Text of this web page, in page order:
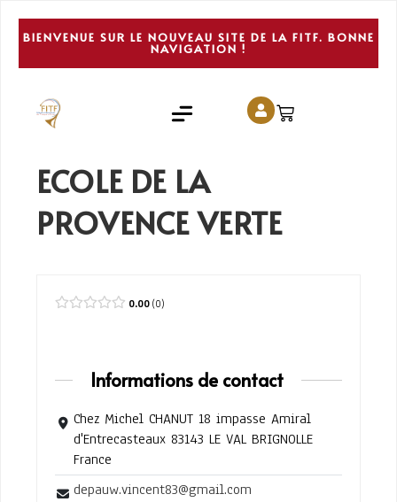
BIENVENUE SUR LE NOUVEAU SITE DE LA FITF. BONNE
NAVIGATION !
ECOLE DE LA
PROVENCE VERTE
0.00 0
Informations de contact
Chez Michel CHANUT 18 impasse Amiral
d'Entrecasteaux 83143 LE VAL BRIGNOLLE
France
depauw.vincent83@gmail.com